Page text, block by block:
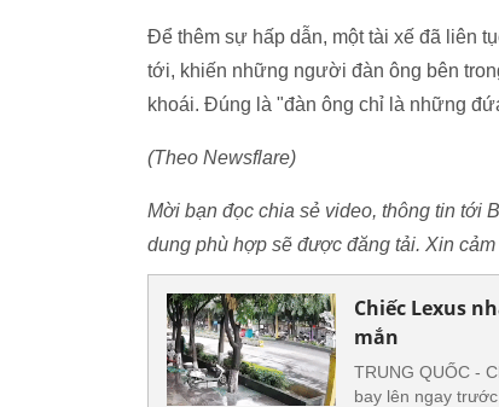
Để thêm sự hấp dẫn, một tài xế đã liên
tới, khiến những người đàn ông bên
khoái. Đúng là "đàn ông chỉ là những
(Theo Newsflare)
Mời bạn đọc chia sẻ video, thông tin tới
dung phù hợp sẽ được đăng tải. Xin
Chiếc Lexus
mắn
TRUNG QUỐC -
bay lên ngay